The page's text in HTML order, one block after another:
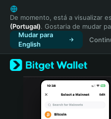
English
日本語
Tiếng Việt
Русский
Español (Latinoamérica)
Türkçe
Italiano
De momento, está a visualizar
(Portugal). Gostaria de mudar
Mudar para
English